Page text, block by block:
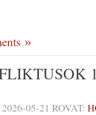
2026-05-21 ROVAT: